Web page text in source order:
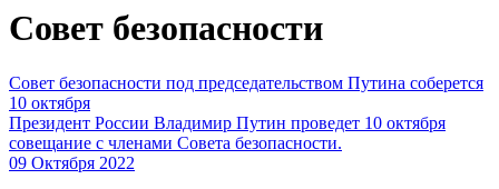
Совет безопасности
Совет безопасности под председательством Путина соберется
10 октября
Президент России Владимир Путин проведет 10 октября
совещание с членами Совета безопасности.
09 Октября 2022